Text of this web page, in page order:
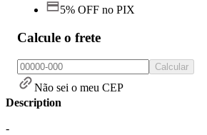
5% OFF no PIX
Calcule o frete
Calcular
Não sei o meu CEP
Description
-